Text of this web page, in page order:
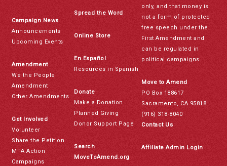
Campaign News
Announcements
Upcoming Events
Amendment
We the People
Amendment
Other Amendments
Get Involved
Volunteer
Share the Petition
MTA Action
Campaigns
Spread the Word
Online Store
En Español
Resources in Spanish
Donate
Make a Donation
Planned Giving
Donor Support Page
Search
MoveToAmend.org
only, and that money is
not a form of protected
free speech under the
First Amendment and
can be regulated in
political campaigns.
Move to Amend
PO Box 188617
Sacramento, CA 95818
(916) 318-8040
Contact Us
Affiliate Admin Login